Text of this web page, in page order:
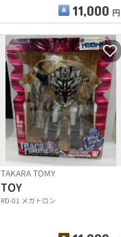
11,000 円
TAKARA TOMY
TOY
RD-01 メガトロン